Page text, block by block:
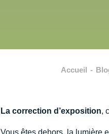
Accueil -
La correction d’exposition,
Vous êtes dehors, la lumière